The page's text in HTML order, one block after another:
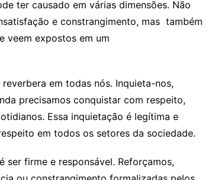
ter causado em várias dimensões. Não
e constrangimento, mas também
veem expostos em um
em todas nós. Inquieta-nos,
precisamos conquistar com respeito,
Essa inquietação é legítima e
em todos os setores da sociedade.
ser firme e responsável. Reforçamos,